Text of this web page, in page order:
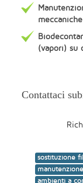
(vapori) su
Contattaci
sostituzione
ambienti a